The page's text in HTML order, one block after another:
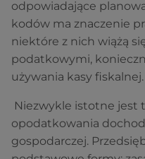
odpowiadające
kodów ma znaczenie
niektóre z nich wiążą
podatkowymi,
używania kasy fiskalnej.
Niezwykle istotne jest
opodatkowania
gospodarczej.